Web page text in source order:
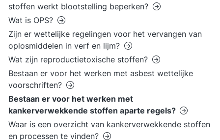
stoffen werkt blootstelling beperken?
Wat is OPS?
Zijn er wettelijke regelingen voor het vervangen van
oplosmiddelen in verf en lijm?
Wat zijn reproductietoxische stoffen?
Bestaan er voor het werken met asbest wettelijke
voorschriften?
Bestaan er voor het werken met
kankerverwekkende stoffen aparte regels?
Waar is een overzicht van kankerverwekkende stoffen
en processen te vinden?